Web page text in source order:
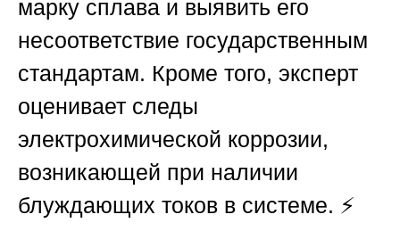
марку сплава и выявить его
несоответствие государственным
стандартам. Кроме того, эксперт
оценивает следы
электрохимической коррозии,
возникающей при наличии
блуждающих токов в системе. ⚡